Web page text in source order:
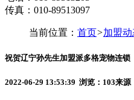
传真：010-89513097
当前位置： 首页>加盟
祝贺辽宁孙先生加盟派多格宠物连锁
2022-06-29 13:53:39 浏览： 103来源